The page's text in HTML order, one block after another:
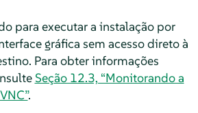
para executar a instalação por
gráfica sem acesso direto à
Para obter informações
Seção 12.3, “Monitorando a
.